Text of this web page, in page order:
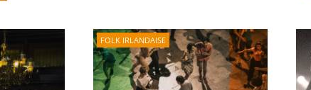
FOLK IRLANDAISE